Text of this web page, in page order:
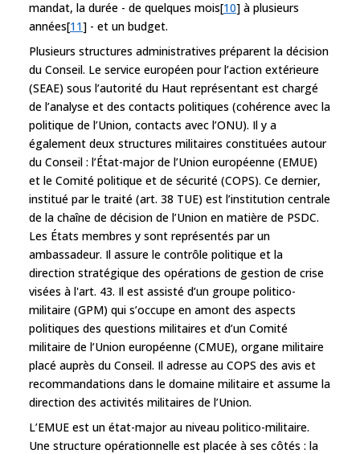
mandat, la durée - de quelques mois[10] à plusieurs
années[11] - et un budget.
Plusieurs structures administratives préparent la décision
du Conseil. Le service européen pour l’action extérieure
(SEAE) sous l’autorité du Haut représentant est chargé
de l’analyse et des contacts politiques (cohérence avec la
politique de l’Union, contacts avec l’ONU). Il y a
également deux structures militaires constituées autour
du Conseil : l’État-major de l’Union européenne (EMUE)
et le Comité politique et de sécurité (COPS). Ce dernier,
institué par le traité (art. 38 TUE) est l’institution centrale
de la chaîne de décision de l’Union en matière de PSDC.
Les États membres y sont représentés par un
ambassadeur. Il assure le contrôle politique et la
direction stratégique des opérations de gestion de crise
visées à l'art. 43. Il est assisté d’un groupe politico-
militaire (GPM) qui s’occupe en amont des aspects
politiques des questions militaires et d’un Comité
militaire de l’Union européenne (CMUE), organe militaire
placé auprès du Conseil. Il adresse au COPS des avis et
recommandations dans le domaine militaire et assume la
direction des activités militaires de l’Union.
L’EMUE est un état-major au niveau politico-militaire.
Une structure opérationnelle est placée à ses côtés : la